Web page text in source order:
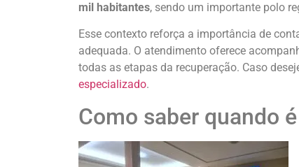
mil habitantes, sendo um importante polo
Esse contexto reforça a importância de
adequada. O atendimento oferece
todas as etapas da recuperação. Caso
especializado.
Como saber quando